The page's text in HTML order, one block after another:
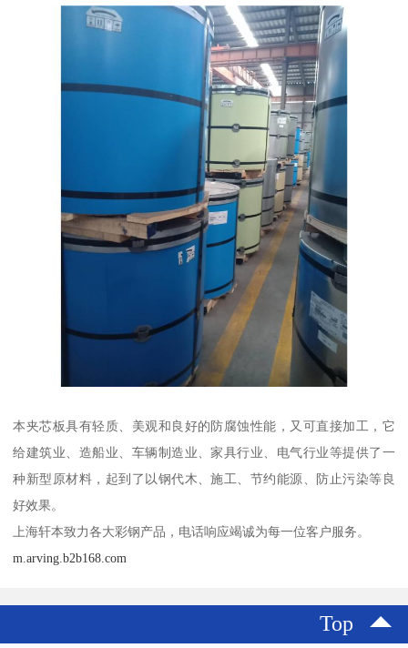
本夹芯板具有轻质、美观和良好的防腐蚀性能，又可直接加工，它
给建筑业、造船业、车辆制造业、家具行业、电气行业等提供了一
种新型原材料，起到了以钢代木、施工、节约能源、防止污染等良
好效果。
上海轩本致力各大彩钢产品，电话响应竭诚为每一位客户服务。
m.arving.b2b168.com
Top